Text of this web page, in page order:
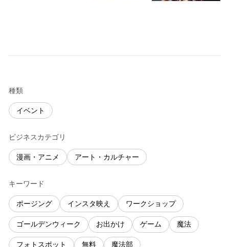
種類
イベント
ビジネスカテゴリ
漫画・アニメ アート・カルチャー
キーワード
ポージング インスタ映え ワークショップ
ゴールデンウィーク お出かけ ゲーム 魔法
フォトスポット 無料 魔法部